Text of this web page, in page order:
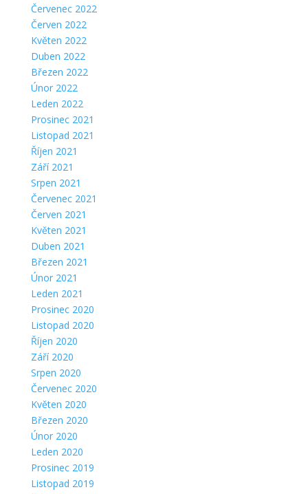
Červenec 2022
Červen 2022
Květen 2022
Duben 2022
Březen 2022
Únor 2022
Leden 2022
Prosinec 2021
Listopad 2021
Říjen 2021
Září 2021
Srpen 2021
Červenec 2021
Červen 2021
Květen 2021
Duben 2021
Březen 2021
Únor 2021
Leden 2021
Prosinec 2020
Listopad 2020
Říjen 2020
Září 2020
Srpen 2020
Červenec 2020
Květen 2020
Březen 2020
Únor 2020
Leden 2020
Prosinec 2019
Listopad 2019